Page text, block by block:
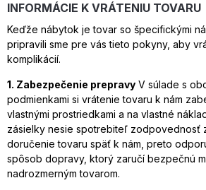
INFORMÁCIE K VRÁTENIU TOVARU
Keďže nábytok je tovar so špecifickými
pripravili sme pre vás tieto pokyny, aby
komplikácií.
1. Zabezpečenie prepravy V súlade s
podmienkami si vrátenie tovaru k nám
vlastnými prostriedkami a na vlastné
zásielky nesie spotrebiteľ zodpovednosť
doručenie tovaru späť k nám, preto
spôsob dopravy, ktorý zaručí bezpečnú
nadrozmerným tovarom.